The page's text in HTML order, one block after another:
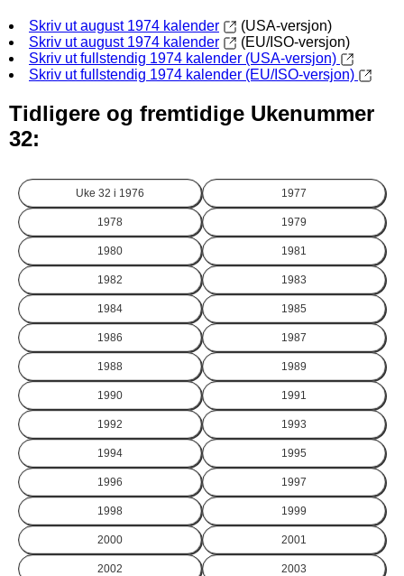
Skriv ut august 1974 kalender
(USA-versjon)
Skriv ut august 1974 kalender
(EU/ISO-versjon)
Skriv ut fullstendig 1974 kalender (USA-versjon)
Skriv ut fullstendig 1974 kalender (EU/ISO-versjon)
Tidligere og fremtidige Ukenummer
32:
Uke 32 i 1976 1977
1978 1979
1980 1981
1982 1983
1984 1985
1986 1987
1988 1989
1990 1991
1992 1993
1994 1995
1996 1997
1998 1999
2000 2001
2002 2003